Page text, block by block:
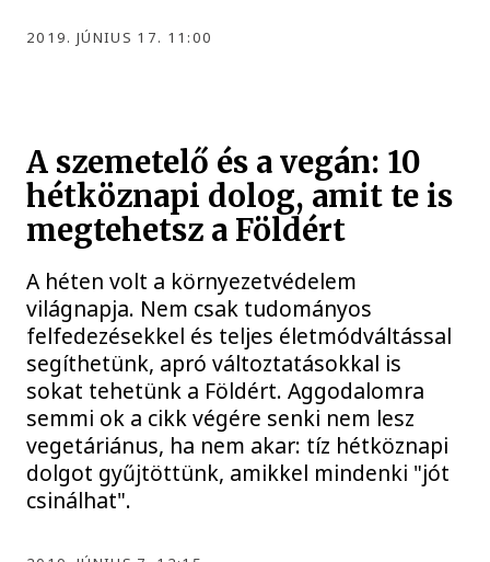
2019. JÚNIUS 17. 11:00
A szemetelő és a vegán: 10
hétköznapi dolog, amit te is
megtehetsz a Földért
A héten volt a környezetvédelem
világnapja. Nem csak tudományos
felfedezésekkel és teljes életmódváltással
segíthetünk, apró változtatásokkal is
sokat tehetünk a Földért. Aggodalomra
semmi ok a cikk végére senki nem lesz
vegetáriánus, ha nem akar: tíz hétköznapi
dolgot gyűjtöttünk, amikkel mindenki "jót
csinálhat".